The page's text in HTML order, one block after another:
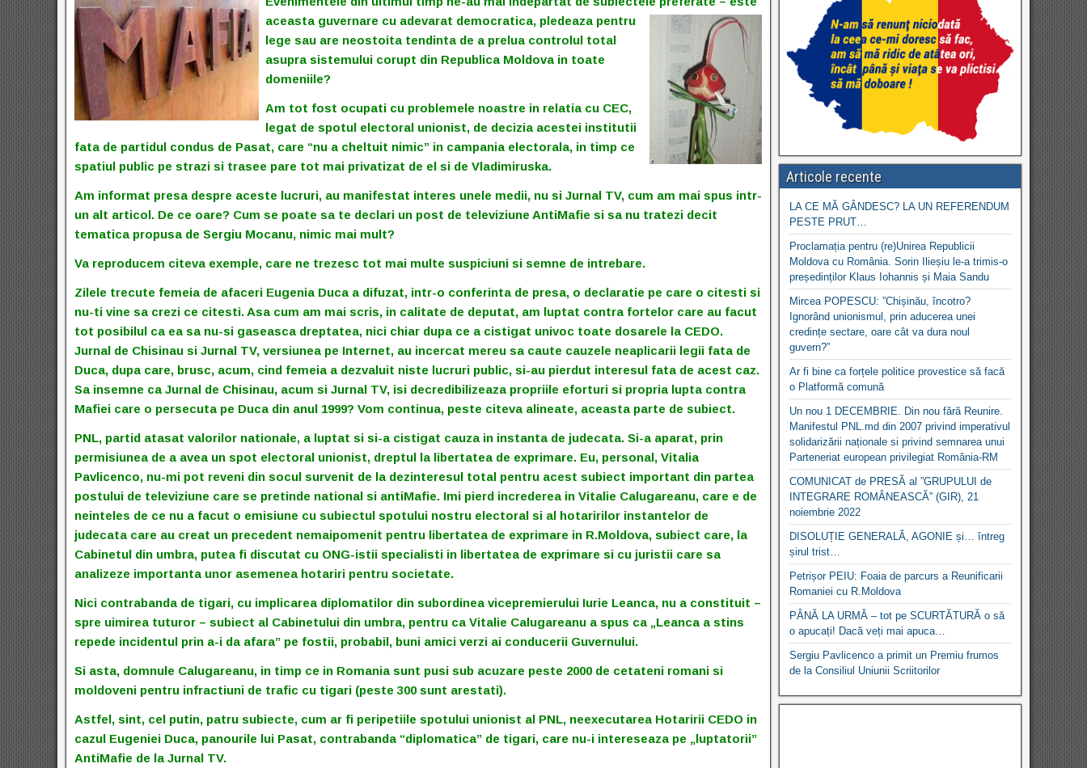
aceasta guvernare cu adevarat democratica, pledeaza pentru
lege sau are neostoita tendinta de a prelua controlul total
asupra sistemului corupt din Republica Moldova in toate
domeniile?
Am tot fost ocupati cu problemele noastre in relatia cu CEC,
legat de spotul electoral unionist, de decizia acestei institutii
fata de partidul condus de Pasat, care “nu a cheltuit nimic” in campania electorala, in timp ce
spatiul public pe strazi si trasee pare tot mai privatizat de el si de Vladimiruska.
Am informat presa despre aceste lucruri, au manifestat interes unele medii, nu si Jurnal TV, cum am mai spus intr-
un alt articol. De ce oare? Cum se poate sa te declari un post de televiziune AntiMafie si sa nu tratezi decit
tematica propusa de Sergiu Mocanu, nimic mai mult?
Va reproducem citeva exemple, care ne trezesc tot mai multe suspiciuni si semne de intrebare.
Zilele trecute femeia de afaceri Eugenia Duca a difuzat, intr-o conferinta de presa, o declaratie pe care o citesti si
nu-ti vine sa crezi ce citesti. Asa cum am mai scris, in calitate de deputat, am luptat contra fortelor care au facut
tot posibilul ca ea sa nu-si gaseasca dreptatea, nici chiar dupa ce a cistigat univoc toate dosarele la CEDO.
Jurnal de Chisinau si Jurnal TV, versiunea pe Internet, au incercat mereu sa caute cauzele neaplicarii legii fata de
Duca, dupa care, brusc, acum, cind femeia a dezvaluit niste lucruri public, si-au pierdut interesul fata de acest caz.
Sa insemne ca Jurnal de Chisinau, acum si Jurnal TV, isi decredibilizeaza propriile eforturi si propria lupta contra
Mafiei care o persecuta pe Duca din anul 1999? Vom continua, peste citeva alineate, aceasta parte de subiect.
PNL, partid atasat valorilor nationale, a luptat si si-a cistigat cauza in instanta de judecata. Si-a aparat, prin
permisiunea de a avea un spot electoral unionist, dreptul la libertatea de exprimare. Eu, personal, Vitalia
Pavlicenco, nu-mi pot reveni din socul survenit de la dezinteresul total pentru acest subiect important din partea
postului de televiziune care se pretinde national si antiMafie. Imi pierd increderea in Vitalie Calugareanu, care e de
neinteles de ce nu a facut o emisiune cu subiectul spotului nostru electoral si al hotaririlor instantelor de
judecata care au creat un precedent nemaipomenit pentru libertatea de exprimare in R.Moldova, subiect care, la
Cabinetul din umbra, putea fi discutat cu ONG-istii specialisti in libertatea de exprimare si cu juristii care sa
analizeze importanta unor asemenea hotariri pentru societate.
Nici contrabanda de tigari, cu implicarea diplomatilor din subordinea vicepremierului Iurie Leanca, nu a constituit –
spre uimirea tuturor – subiect al Cabinetului din umbra, pentru ca Vitalie Calugareanu a spus ca „Leanca a stins
repede incidentul prin a-i da afara” pe fostii, probabil, buni amici verzi ai conducerii Guvernului.
Si asta, domnule Calugareanu, in timp ce in Romania sunt pusi sub acuzare peste 2000 de cetateni romani si
moldoveni pentru infractiuni de trafic cu tigari (peste 300 sunt arestati).
Astfel, sint, cel putin, patru subiecte, cum ar fi peripetiile spotului unionist al PNL, neexecutarea Hotaririi CEDO in
cazul Eugeniei Duca, panourile lui Pasat, contrabanda “diplomatica” de tigari, care nu-i intereseaza pe „luptatorii”
AntiMafie de la Jurnal TV.
Articole recente
LA CE MĂ GÂNDESC? LA UN REFERENDUM
PESTE PRUT…
Proclamația pentru (re)Unirea Republicii
Moldova cu România. Sorin Ilieșiu le-a trimis-o
președinților Klaus Iohannis și Maia Sandu
Mircea POPESCU: ”Chișinău, încotro?
Ignorând unionismul, prin aducerea unei
credințe sectare, oare cât va dura noul
guvern?”
Ar fi bine ca forțele politice provestice să facă
o Platformă comună
Un nou 1 DECEMBRIE. Din nou fără Reunire.
Manifestul PNL.md din 2007 privind imperativul
solidarizării naționale si privind semnarea unui
Parteneriat european privilegiat România-RM
COMUNICAT de PRESĂ al ”GRUPULUI de
INTEGRARE ROMÂNEASCĂ” (GIR), 21
noiembrie 2022
DISOLUȚIE GENERALĂ, AGONIE și… întreg
șirul trist…
Petrișor PEIU: Foaia de parcurs a Reunificarii
Romaniei cu R.Moldova
PÂNĂ LA URMĂ – tot pe SCURTĂTURĂ o să
o apucați! Dacă veți mai apuca…
Sergiu Pavlicenco a primit un Premiu frumos
de la Consiliul Uniunii Scriitorilor